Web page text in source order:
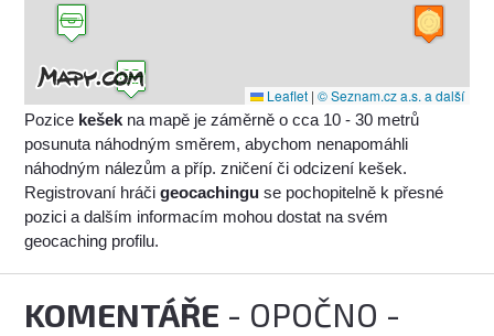
Leaflet | © Seznam.cz a.s. a další
Pozice kešek na mapě je záměrně o cca 10 - 30 metrů
posunuta náhodným směrem, abychom nenapomáhli
náhodným nálezům a příp. zničení či odcizení kešek.
Registrovaní hráčigeocachingu se pochopitelně k přesné
pozici a dalším informacím mohou dostat na svém
geocaching profilu.
KOMENTÁŘE - OPOČNO -